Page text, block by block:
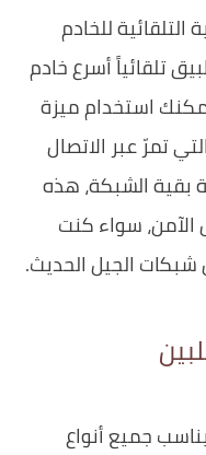
للخادم
تلقائياً أسرع خادم
استخدام ميزة
تمرّ عبر الاتصال
بقية الشبكة، هذه
الآمن، سواء كنت
جميع أنواع